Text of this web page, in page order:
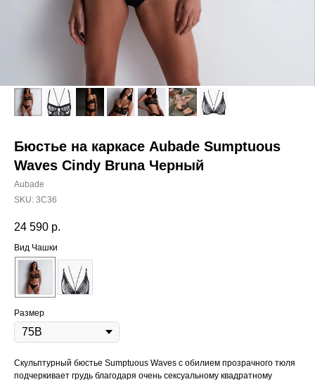
Бюстье на каркасе Aubade Sumptuous
Waves Cindy Bruna Черный
Aubade
SKU: 3C36
24 590 р.
Вид Чашки
Размер
Скульптурный бюстье Sumptuous Waves с обилием прозрачного тюля
подчеркивает грудь благодаря очень сексуальному квадратному